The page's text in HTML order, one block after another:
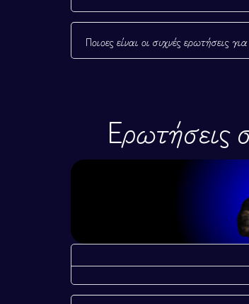
Συχνές
Ποιοες είναι οι συχνές ερωτήσεις
Ερωτήσεις